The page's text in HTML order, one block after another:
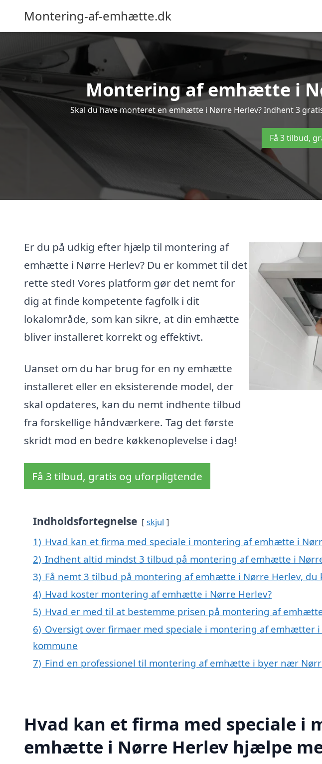
Montering-af-emhætte.dk
Montering af emhætte i
Skal du have monteret en emhætte i Nørre Herlev? Indhent 3
Få 3 tilbud,
Er du på udkig efter hjælp til montering af
emhætte i Nørre Herlev? Du er kommet til det
rette sted! Vores platform gør det nemt for
dig at finde kompetente fagfolk i dit
lokalområde, som kan sikre, at din emhætte
bliver installeret korrekt og effektivt.
Uanset om du har brug for en ny emhætte
installeret eller en eksisterende model, der
skal opdateres, kan du nemt indhente tilbud
fra forskellige håndværkere. Tag det første
skridt mod en bedre køkkenoplevelse i dag!
Få 3 tilbud, gratis og uforpligtende
Indholdsfortegnelse skjul
1) Hvad kan et firma med speciale i montering af emhætte i
2) Indhent altid mindst 3 tilbud på montering af emhætte i
3) Få nemt 3 tilbud på montering af emhætte i Nørre Herlev,
4) Hvad koster montering af emhætte i Nørre Herlev?
5) Hvad er med til at bestemme prisen på montering af
6) Oversigt over firmaer med speciale i montering af emhætter
kommune
7) Find en professionel til montering af emhætte i byer nær
Hvad kan et firma med speciale i
emhætte i Nørre Herlev hjælpe